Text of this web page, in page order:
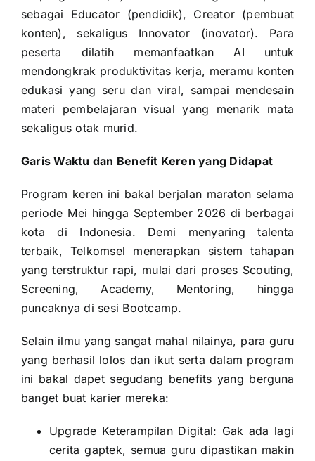
sebagai Educator (pendidik), Creator (pembuat
konten), sekaligus Innovator (inovator). Para
peserta dilatih memanfaatkan AI untuk
mendongkrak produktivitas kerja, meramu konten
edukasi yang seru dan viral, sampai mendesain
materi pembelajaran visual yang menarik mata
sekaligus otak murid.
Garis Waktu dan Benefit Keren yang Didapat
Program keren ini bakal berjalan maraton selama
periode Mei hingga September 2026 di berbagai
kota di Indonesia. Demi menyaring talenta
terbaik, Telkomsel menerapkan sistem tahapan
yang terstruktur rapi, mulai dari proses Scouting,
Screening, Academy, Mentoring, hingga
puncaknya di sesi Bootcamp.
Selain ilmu yang sangat mahal nilainya, para guru
yang berhasil lolos dan ikut serta dalam program
ini bakal dapet segudang benefits yang berguna
banget buat karier mereka:
Upgrade Keterampilan Digital: Gak ada lagi
cerita gaptek, semua guru dipastikan makin